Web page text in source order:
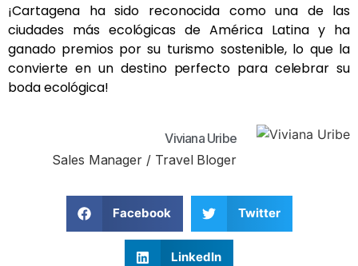
¡Cartagena ha sido reconocida como una de las
ciudades más ecológicas de América Latina y ha
ganado premios por su turismo sostenible, lo que la
convierte en un destino perfecto para celebrar su
boda ecológica!
Viviana Uribe
Sales Manager / Travel Bloger
Facebook Twitter
LinkedIn